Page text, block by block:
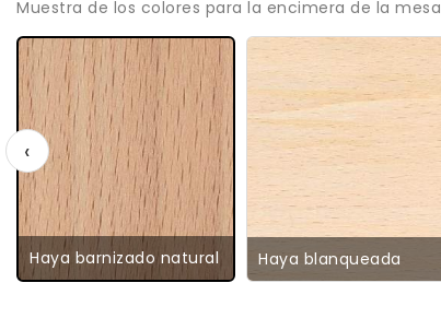
Muestra de los colores para la encimera de la mesa
Haya barnizado natural Haya blanqueada
‹